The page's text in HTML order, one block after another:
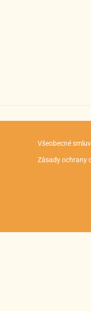
Všeobecné
Zásady ochrany